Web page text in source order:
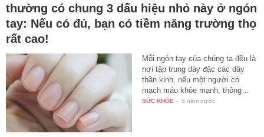
thường có chung 3 dấu hiệu nhỏ này ở ngón
tay: Nếu có đủ, bạn có tiềm năng trường thọ
rất cao!
Mỗi ngón tay của chúng ta đều là
nơi tập trung dày đặc các dây
thần kinh, nếu một người có
mạch máu khỏe mạnh, thông…
SỨC KHỎE - 5 năm trước